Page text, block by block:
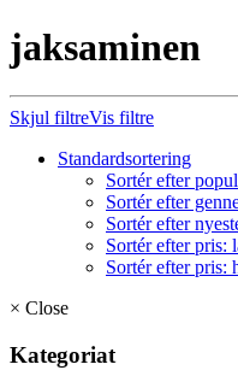
jaksaminen
Skjul filtreVis filtre
Standardsortering
Sortér efter
Sortér efter
Sortér efter
Sortér efter pris:
Sortér efter pris:
× Close
Kategoriat